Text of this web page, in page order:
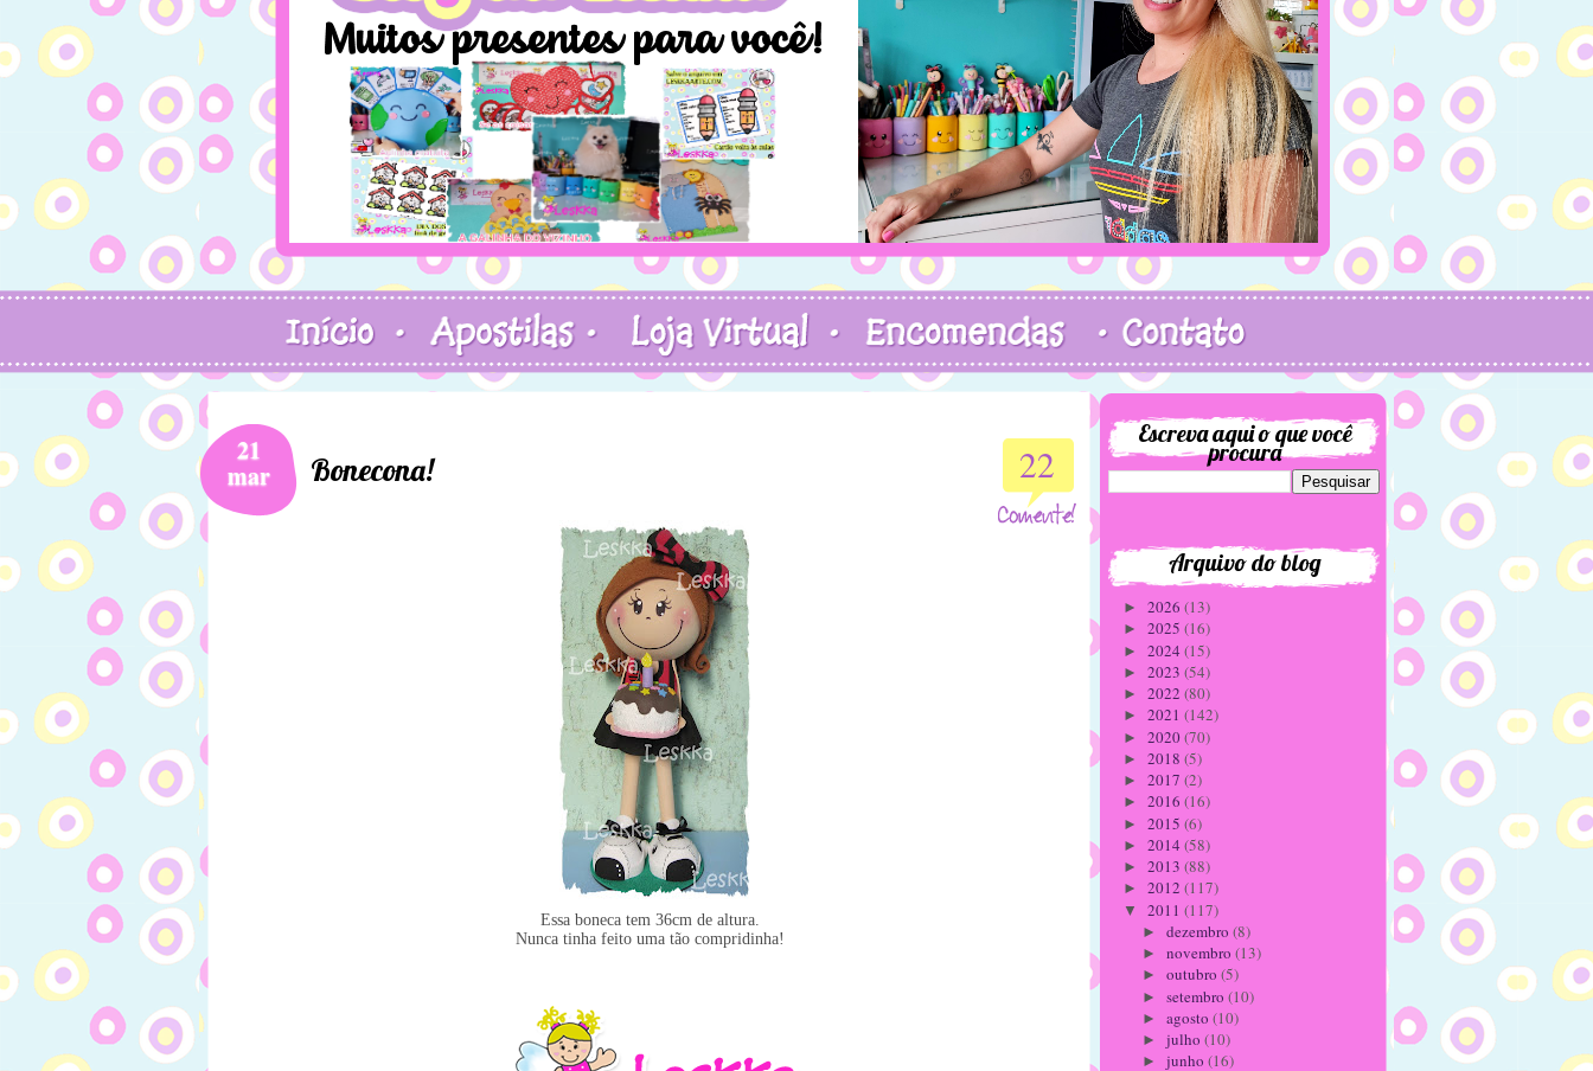
21
mar 22
Bonecona!
Essa boneca tem 36cm de altura.
Nunca tinha feito uma tão compridinha!
Escreva aqui o que você
procura
Arquivo do blog
► 2026 (13)
► 2025 (16)
► 2024 (15)
► 2023 (54)
► 2022 (80)
► 2021 (142)
► 2020(70)
► 2018 (5)
► 2017 (2)
► 2016 (16)
► 2015 (6)
► 2014 (58)
► 2013 (88)
► 2012 (117)
▼ 2011 (117)
► dezembro (8)
► novembro (13)
► outubro (5)
► setembro (10)
► agosto (10)
► julho (10)
► junho (16)